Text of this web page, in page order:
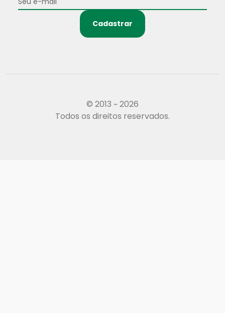
Cadastrar
© 2013 ~ 2026
Todos os direitos reservados.